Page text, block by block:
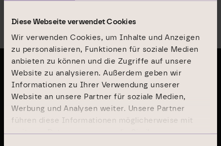
Diese Webseite verwendet Cookies
Wir verwenden Cookies, um Inhalte und Anzeigen
zu personalisieren, Funktionen für soziale Medien
anbieten zu können und die Zugriffe auf unsere
Website zu analysieren. Außerdem geben wir
Informationen zu Ihrer Verwendung unserer
Website an unsere Partner für soziale Medien,
Werbung und Analysen weiter. Unsere Partner
führen diese Informationen möglicherweise mit
weiteren Daten zusammen, die Sie ihnen
Letzte Publikationen
Geschäftsbericht 2024